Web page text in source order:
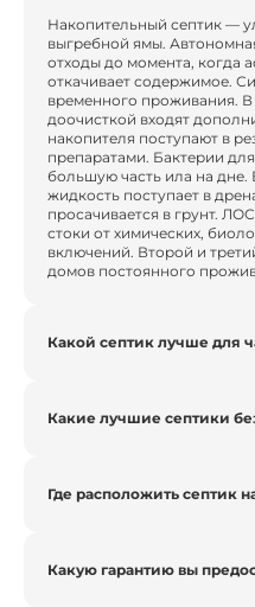
Накопительный септик —
выгребной ямы.
отходы до момента, когда
откачивает содержимое.
временного проживания. В
доочисткой входят
накопителя поступают в
препаратами. Бактерии
большую часть ила на дне.
жидкость поступает в
просачивается в грунт.
стоки от химических,
включений. Второй и
домов постоянного
Какой септик лучше для
Какие лучшие септики
Где расположить септик
Какую гарантию вы